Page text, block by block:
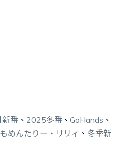
番 、 2025冬番 、 GoHands 、
もめんたりー・リリィ 、 冬季新